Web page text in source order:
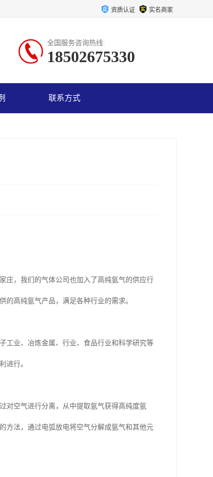
资质认证 实名商家
全国服务咨询热线:
18502675330
联系方式
庄，我们的气体公司也加入了高纯氩气的供应行
高纯氩气产品，满足各种行业的需求。
工业、冶炼金属、行业、食品行业和科学研究等
进行。
对空气进行分离，从中提取氩气获得高纯度氩
方法，通过电弧放电将空气分解成氩气和其他元